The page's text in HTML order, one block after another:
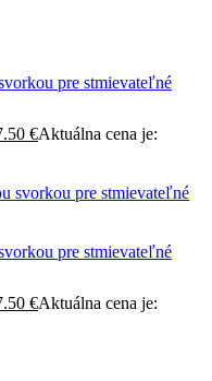
pre stmievateľné
€Aktuálna cena je:
pre stmievateľné
€Aktuálna cena je: